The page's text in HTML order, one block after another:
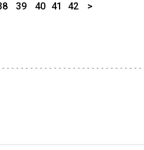
39 40 41 42 >